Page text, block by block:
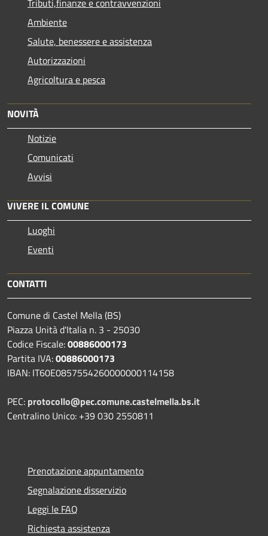
Ambiente
Salute, benessere e assistenza
Autorizzazioni
Agricoltura e pesca
NOVITÀ
Notizie
Comunicati
Avvisi
VIVERE IL COMUNE
Luoghi
Eventi
CONTATTI
Comune di Castel Mella (BS)
Piazza Unità d'Italia n. 3 - 25030
Codice Fiscale:00886000173
Partita IVA:00886000173
IBAN: IT60E0857554260000000114158
PEC: protocollo@pec.comune.castelmella.bs.it
Centralino Unico: +39 030 2550811
Prenotazione appuntamento
Segnalazione disservizio
Leggi le FAQ
Richiesta assistenza